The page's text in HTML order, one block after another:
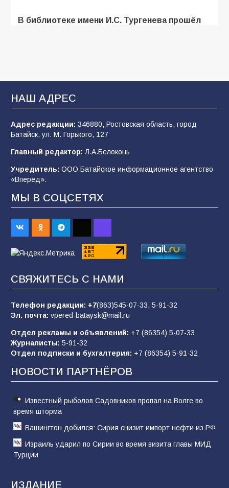
В библиотеке имени И.С. Тургенева прошёл
В Батайске продолжаются дорожные работы
108 04.08.2026
строительные профессии в ходе
спортивного праздника
91
Батайским спортсменам вручили награды
конкурса «Большая перемена»
Командовал боем до последнего: герой
Евгений Остапенко
НАШ АДРЕС
Адрес редакции: 346880, Ростовская область, город
Батайск, ул. М. Горького, 127
Главный редактор: Л.А.Белоконь
Учредитель: ООО Батайское информационное агентство
«Вперёд».
МЫ В СОЦСЕТЯХ
СВЯЖИТЕСЬ С НАМИ
Телефон редакции: +7(863)545-07-33, 5-91-32
Эл. почта: vpered-bataysk@mail.ru
Отдел рекламы и объявлений: +7 (86354) 5-07-33
Журналисты: 5-91-32
Отдел подписки и бухгалтерия: +7 (86354) 5-91-32
НОВОСТИ ПАРТНЁРОВ
Известный рыболов Садовников пропал на Волге во
время шторма
Вашингтон добился: Сирия снизит импорт нефти из РФ
Израиль ударил по Сирии во время визита главы МИД
Турции
ИЗДАНИЕ